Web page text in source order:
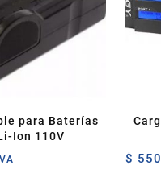
para Baterías
Ion 110V
$